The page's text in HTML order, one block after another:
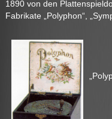
1890 von den
Fabrikate „Polyphon“,